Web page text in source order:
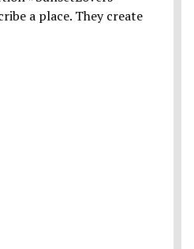
a place. They create